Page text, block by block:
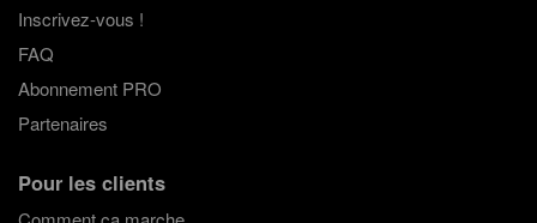
Inscrivez-vous !
FAQ
Abonnement PRO
Partenaires
Pour les clients